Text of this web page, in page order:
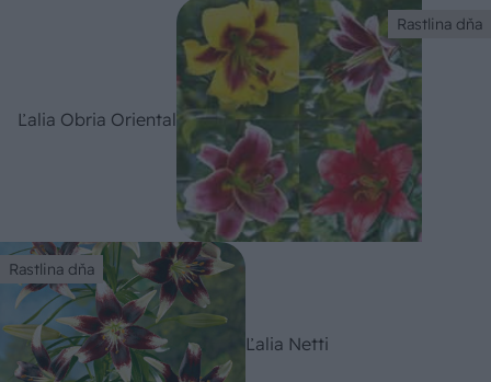
Rastlina dňa
Ľalia Obria Oriental
Rastlina dňa
Ľalia Netti